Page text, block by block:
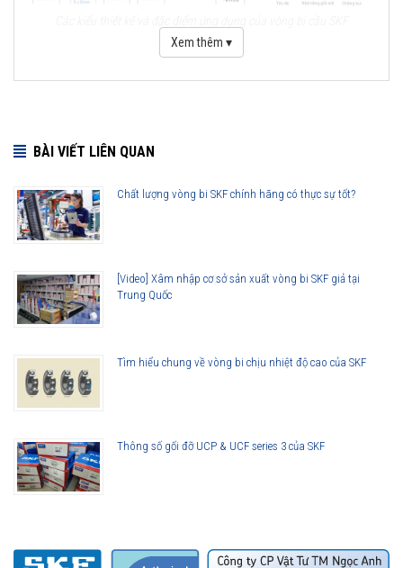
Những cải tiến quan trọng đối với vòng bi cầu SKF Explorer
Viên bi có chất lượng cao
Phớt che chắn thế hệ mới
Lợi ích của những cải tiến đối với vòng bi cầu SKF Explorer
Ít rung động hơn
Tuổi thọ vòng bi cao hơn
Khả năng che chắn tốt hơn
Xem thêm ▾
BÀI VIẾT LIÊN QUAN
Chất lượng vòng bi SKF chính hãng có thực sự tốt?
[Video] Xâm nhập cơ sở sản xuất vòng bi SKF giả tại
Trung Quốc
Tìm hiểu chung về vòng bi chịu nhiệt độ cao của SKF
Thông số gối đỡ UCP & UCF series 3 của SKF